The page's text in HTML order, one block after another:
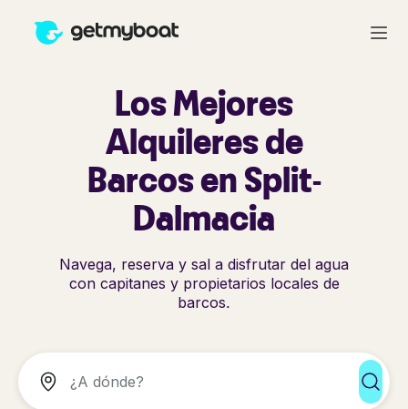
Los Mejores
Alquileres de
Barcos en Split-
Dalmacia
Navega, reserva y sal a disfrutar del agua
con capitanes y propietarios locales de
barcos.